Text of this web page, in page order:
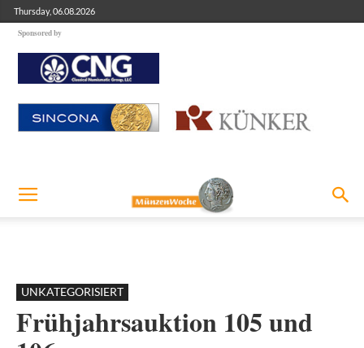
Thursday, 06.08.2026
Sponsored by
UNKATEGORISIERT
Frühjahrsauktion 105 und